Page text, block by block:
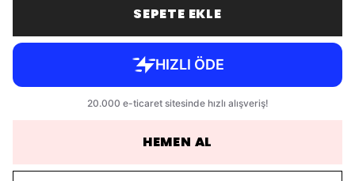
SEPETE EKLE
HEMEN AL